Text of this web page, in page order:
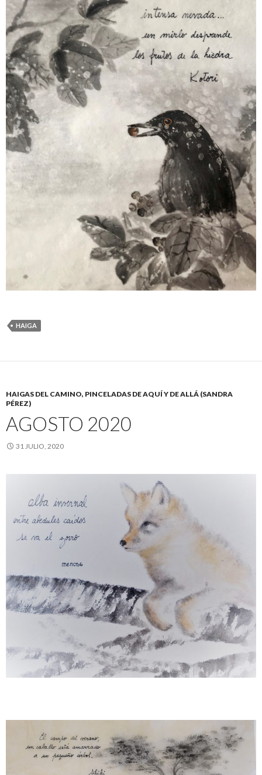
HAIGA
HAIGAS DEL CAMINO, PINCELADAS DE AQUÍ Y DE ALLÁ (SANDRA
PÉREZ)
AGOSTO 2020
31 JULIO, 2020